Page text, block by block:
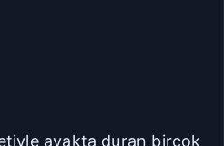
ayakta duran birçok